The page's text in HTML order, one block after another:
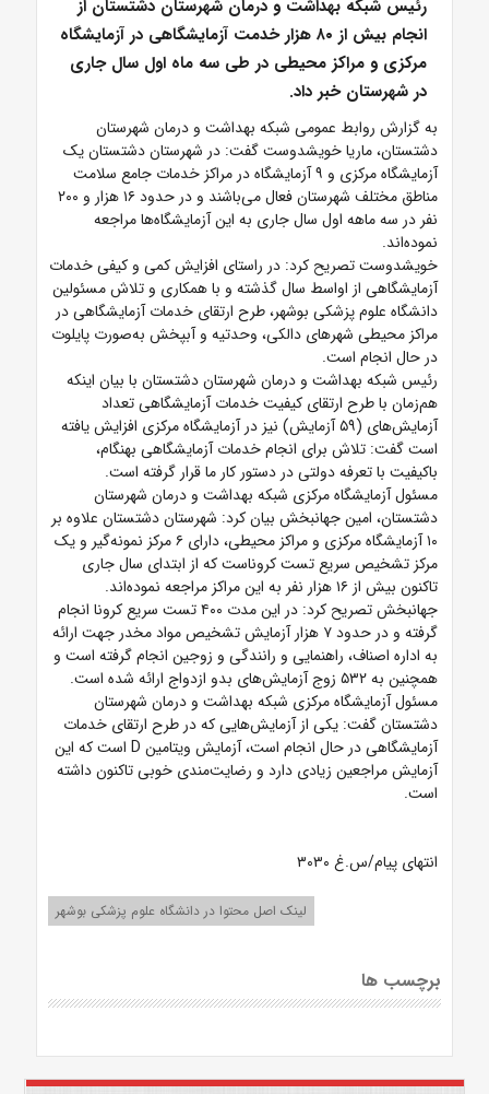
رئیس شبکه بهداشت و درمان شهرستان دشتستان از
انجام بیش از ۸۰ هزار خدمت آزمایشگاهی در آزمایشگاه
مرکزی و مراکز محیطی در طی سه ماه اول سال جاری
در شهرستان خبر داد.
به گزارش روابط عمومی شبکه بهداشت و درمان شهرستان
دشتستان، ماریا خویشدوست گفت: در شهرستان دشتستان یک
آزمایشگاه مرکزی و ۹ آزمایشگاه در مراکز خدمات جامع سلامت
مناطق مختلف شهرستان فعال می‌باشند و در حدود ۱۶ هزار و ۲۰۰
نفر در سه ماهه اول سال جاری به این آزمایشگاه‌ها مراجعه
نموده‌اند.
خویشدوست تصریح کرد: در راستای افزایش کمی و کیفی خدمات
آزمایشگاهی از اواسط سال گذشته و با همکاری و تلاش مسئولین
دانشگاه علوم پزشکی بوشهر، طرح ارتقای خدمات آزمایشگاهی در
مراکز محیطی شهرهای دالکی، وحدتیه و آبپخش به‌صورت پایلوت
در حال انجام است.
رئیس شبکه بهداشت و درمان شهرستان دشتستان با بیان اینکه
هم‌زمان با طرح ارتقای کیفیت خدمات آزمایشگاهی تعداد
آزمایش‌های (۵۹ آزمایش) نیز در آزمایشگاه مرکزی افزایش یافته
است گفت: تلاش برای انجام خدمات آزمایشگاهی بهنگام،
باکیفیت با تعرفه دولتی در دستور کار ما قرار گرفته است.
مسئول آزمایشگاه مرکزی شبکه بهداشت و درمان شهرستان
دشتستان، امین جهانبخش بیان کرد: شهرستان دشتستان علاوه بر
۱۰ آزمایشگاه مرکزی و مراکز محیطی، دارای ۶ مرکز نمونه‌گیر و یک
مرکز تشخیص سریع تست کروناست که از ابتدای سال جاری
تاکنون بیش از ۱۶ هزار نفر به این مراکز مراجعه نموده‌اند.
جهانبخش تصریح کرد: در این مدت ۴۰۰ تست سریع کرونا انجام
گرفته و در حدود ۷ هزار آزمایش تشخیص مواد مخدر جهت ارائه
به اداره اصناف، راهنمایی و رانندگی و زوجین انجام گرفته است و
همچنین به ۵۳۲ زوج آزمایش‌های بدو ازدواج ارائه شده است.
مسئول آزمایشگاه مرکزی شبکه بهداشت و درمان شهرستان
دشتستان گفت: یکی از آزمایش‌هایی که در طرح ارتقای خدمات
آزمایشگاهی در حال انجام است، آزمایش ویتامین D است که این
آزمایش مراجعین زیادی دارد و رضایت‌مندی خوبی تاکنون داشته
است.
انتهای پیام/س.غ ۳۰۳۰
لینک اصل محتوا در دانشگاه علوم پزشکی بوشهر
برچسب ها